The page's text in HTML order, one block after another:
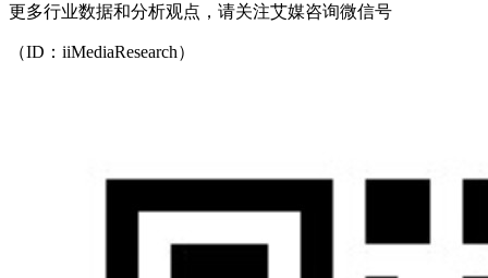
更多行业数据和分析观点，请关注艾媒咨询微信号
（ID：iiMediaResearch）